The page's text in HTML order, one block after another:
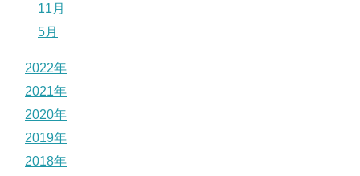
11月
5月
2022年
2021年
2020年
2019年
2018年